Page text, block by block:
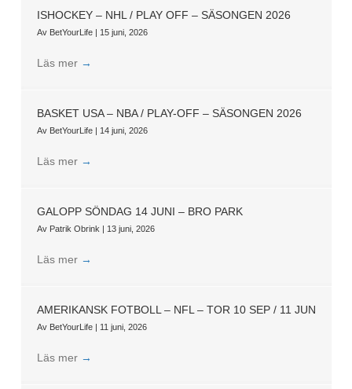
ISHOCKEY – NHL / PLAY OFF – SÄSONGEN 2026
Av BetYourLife | 15 juni, 2026
Läs mer →
BASKET USA – NBA / PLAY-OFF – SÄSONGEN 2026
Av BetYourLife | 14 juni, 2026
Läs mer →
GALOPP SÖNDAG 14 JUNI – BRO PARK
Av Patrik Obrink | 13 juni, 2026
Läs mer →
AMERIKANSK FOTBOLL – NFL – TOR 10 SEP / 11 JUN
Av BetYourLife | 11 juni, 2026
Läs mer →